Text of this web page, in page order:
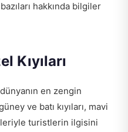
hakkında bilgiler
Kıyıları
en zengin
ve batı kıyıları, mavi
turistlerin ilgisini